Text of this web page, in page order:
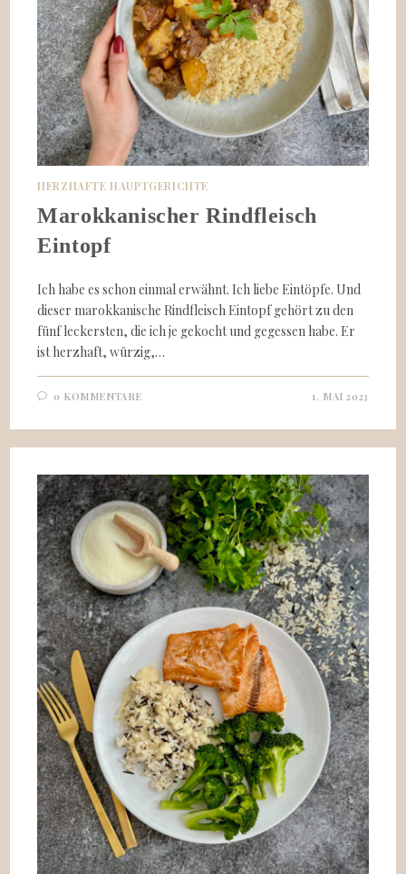
HERZHAFTE HAUPTGERICHTE
Marokkanischer Rindfleisch
Eintopf
Ich habe es schon einmal erwähnt. Ich liebe Eintöpfe. Und
dieser marokkanische Rindfleisch Eintopf gehört zu den
fünf leckersten, die ich je gekocht und gegessen habe. Er
ist herzhaft, würzig,…
0 KOMMENTARE 1. MAI 2023